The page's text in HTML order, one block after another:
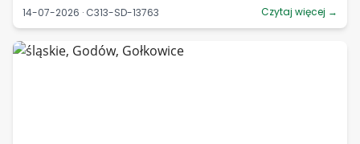
14-07-2026 · C313-SD-13763
Czytaj więcej →